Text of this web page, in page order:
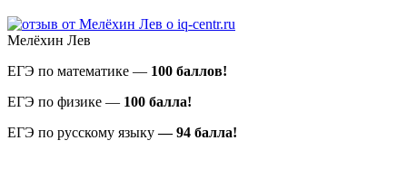
Мелёхин Лев
ЕГЭ по математике — 100 баллов!
ЕГЭ по физике — 100 балла!
ЕГЭ по русскому языку— 94 балла!